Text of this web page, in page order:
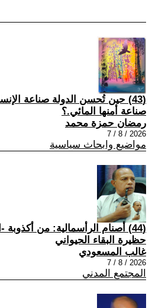
(43) حين تُحسن الدولة صناعة
صناعة أمنها المائي.؟
رمضان حمزة محمد
2026 / 8 / 7
مواضيع وابحاث سياسية
(44) أصنام الرأسمالية: من أكذوبة -
حظيرة البقاء الحيواني
غالب المسعودي
2026 / 8 / 7
المجتمع المدني